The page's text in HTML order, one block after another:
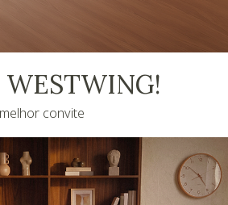
WESTWING!
convite